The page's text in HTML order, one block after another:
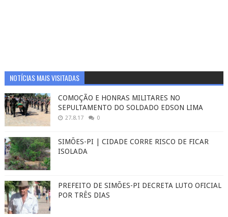
NOTÍCIAS MAIS VISITADAS
COMOÇÃO E HONRAS MILITARES NO
SEPULTAMENTO DO SOLDADO EDSON LIMA
27.8.17 0
SIMÕES-PI | CIDADE CORRE RISCO DE FICAR
ISOLADA
PREFEITO DE SIMÕES-PI DECRETA LUTO OFICIAL
POR TRÊS DIAS